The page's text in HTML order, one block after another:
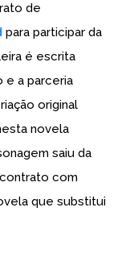
de
para participar da
é escrita
e a parceria
original
novela
saiu da
com
que substitui